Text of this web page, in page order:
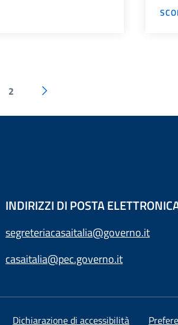
2
INDIRIZZI DI POSTA
segreteriacasaitalia@governo.it
casaitalia@pec.governo.it
Dichiarazione di accessibilità